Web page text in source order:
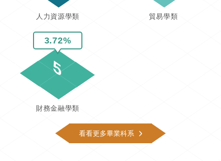
人力資源學類 貿易學類
3.72%
5
財務金融學類
看看更多畢業科系